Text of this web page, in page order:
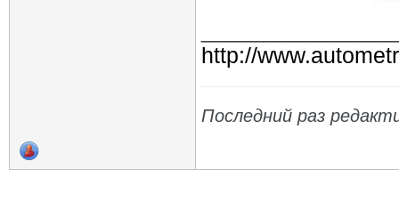
http://
Последний раз